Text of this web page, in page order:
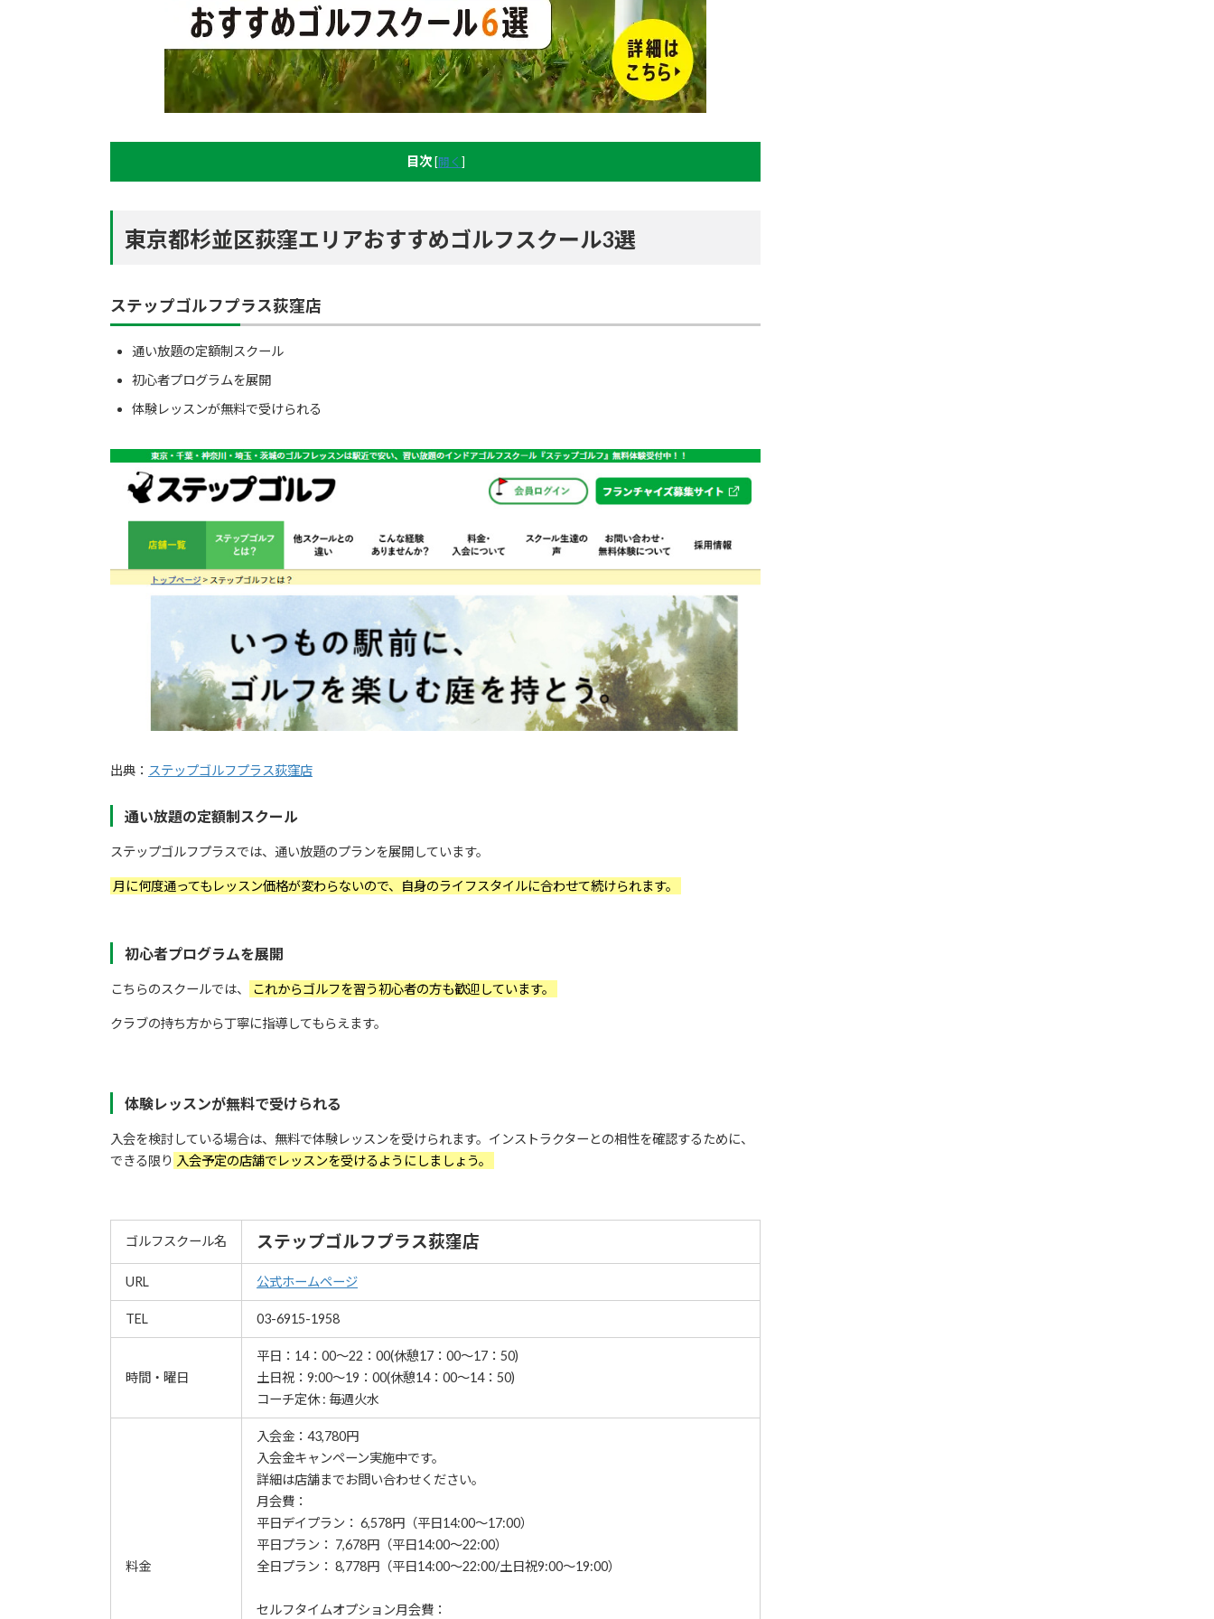
目次 [開く ]
東京都杉並区荻窪エリアおすすめゴルフスクール3選
ステップゴルフプラス荻窪店
通い放題の定額制スクール
初心者プログラムを展開
体験レッスンが無料で受けられる
出典： ステップゴルフプラス荻窪店
通い放題の定額制スクール
ステップゴルフプラスでは、通い放題のプランを展開しています。
月に何度通ってもレッスン価格が変わらないので、自身のライフスタイルに合わせて続けられます。
初心者プログラムを展開
こちらのスクールでは、 これからゴルフを習う初心者の方も歓迎しています。
クラブの持ち方から丁寧に指導してもらえます。
体験レッスンが無料で受けられる
入会を検討している場合は、無料で体験レッスンを受けられます。インストラクターとの相性を確認するために、
できる限り 入会予定の店舗でレッスンを受けるようにしましょう。
ゴルフスクール名 ステップゴルフプラス荻窪店
URL 公式ホームページ
TEL 03-6915-1958
時間・曜日
平日：14：00～22：00(休憩17：00～17：50)
土日祝：9:00～19：00(休憩14：00～14：50)
コーチ定休 : 毎週火水
料金
入会金：43,780円
⼊会⾦キャンペーン実施中です。
詳細は店舗までお問い合わせください。
月会費：
平日デイプラン： 6,578円（平日14:00～17:00）
平日プラン： 7,678円（平日14:00～22:00）
全日プラン： 8,778円（平日14:00～22:00/土日祝9:00～19:00）
セルフタイムオプション月会費：